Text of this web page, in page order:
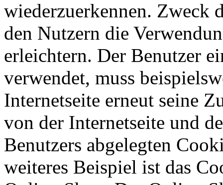
wiederzuerkennen. Zweck
den Nutzern die
erleichtern. Der Benutzer
verwendet, muss
Internetseite erneut seine
von der Internetseite und
Benutzers abgelegten
weiteres Beispiel ist das